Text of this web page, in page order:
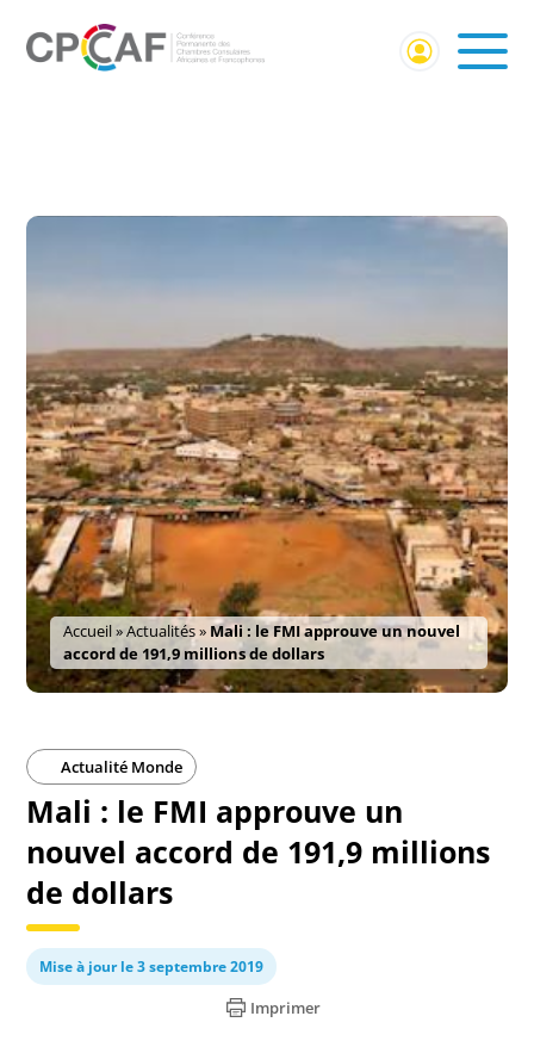
Accueil»Actualités» Mali : le FMI approuve un nouvel
accord de 191,9 millions de dollars
Actualité Monde
Mali : le FMI approuve un
nouvel accord de 191,9 millions
de dollars
Mise à jour le 3 septembre 2019
Imprimer